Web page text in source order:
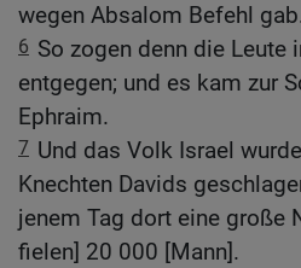
wegen Absalom Befehl
6 So zogen denn die Leute
entgegen; und es kam zur
Ephraim.
7 Und das Volk Israel
Knechten Davids
jenem Tag dort eine große
fielen] 20 000 [Mann].